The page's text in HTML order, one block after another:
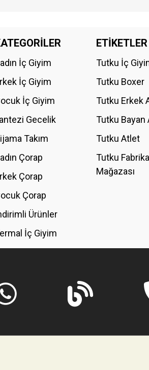
Bu ürüne ilk yorumu siz yapın!
İç Giyim
İç Giyim
İç Giyim
Gecelik
Takım
Çorap
Çorap
Çorap
Ürünler
İç Giyim
ETİKETLER
Tutku İç
Tutku Boxer
Tutku Erkek
Tutku Bayan
Tutku Atlet
Tutku
Mağazası